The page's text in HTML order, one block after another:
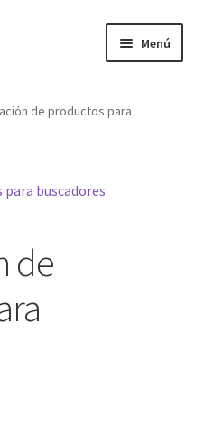
Menú
de productos para
de